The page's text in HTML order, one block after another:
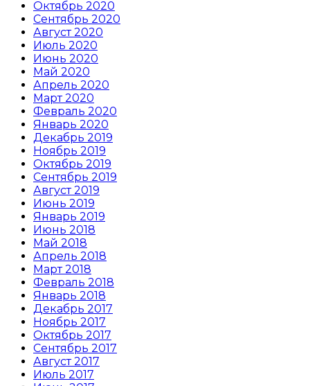
Октябрь 2020
Сентябрь 2020
Август 2020
Июль 2020
Июнь 2020
Май 2020
Апрель 2020
Март 2020
Февраль 2020
Январь 2020
Декабрь 2019
Ноябрь 2019
Октябрь 2019
Сентябрь 2019
Август 2019
Июнь 2019
Январь 2019
Июнь 2018
Май 2018
Апрель 2018
Март 2018
Февраль 2018
Январь 2018
Декабрь 2017
Ноябрь 2017
Октябрь 2017
Сентябрь 2017
Август 2017
Июль 2017